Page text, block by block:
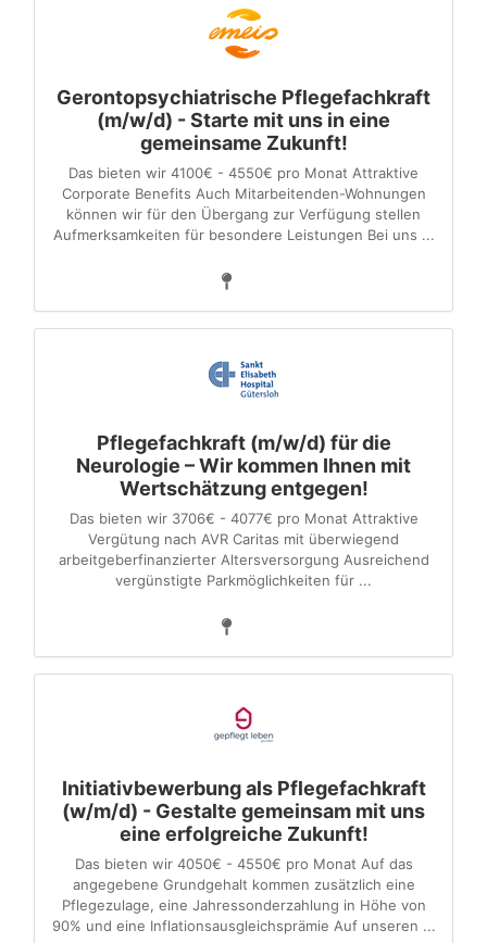
Gerontopsychiatrische Pflegefachkraft
(m/w/d) - Starte mit uns in eine
gemeinsame Zukunft!
Das bieten wir 4100€ - 4550€ pro Monat Attraktive
Corporate Benefits Auch Mitarbeitenden-Wohnungen
können wir für den Übergang zur Verfügung stellen
Aufmerksamkeiten für besondere Leistungen Bei uns ...
Pflegefachkraft (m/w/d) für die
Neurologie – Wir kommen Ihnen mit
Wertschätzung entgegen!
Das bieten wir 3706€ - 4077€ pro Monat Attraktive
Vergütung nach AVR Caritas mit überwiegend
arbeitgeberfinanzierter Altersversorgung Ausreichend
vergünstigte Parkmöglichkeiten für ...
Initiativbewerbung als Pflegefachkraft
(w/m/d) - Gestalte gemeinsam mit uns
eine erfolgreiche Zukunft!
Das bieten wir 4050€ - 4550€ pro Monat Auf das
angegebene Grundgehalt kommen zusätzlich eine
Pflegezulage, eine Jahressonderzahlung in Höhe von
90% und eine Inflationsausgleichsprämie Auf unseren ...